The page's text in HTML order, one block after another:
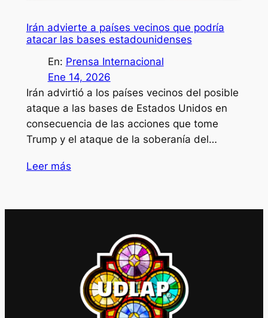
Irán advierte a países vecinos que podría
atacar las bases estadounidenses
En: Prensa Internacional
Ene 14, 2026
Irán advirtió a los países vecinos del posible
ataque a las bases de Estados Unidos en
consecuencia de las acciones que tome
Trump y el ataque de la soberanía del…
Leer más